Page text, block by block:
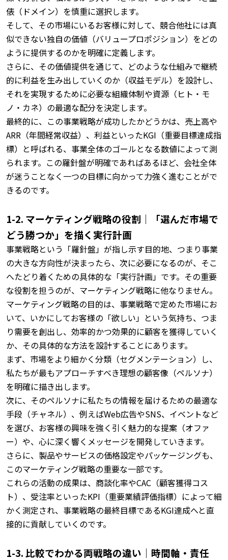
俵（ドメイン）を慎重に選択します。
そして、その市場にいるお客様に対して、競合他社には真
似できない独自の価値（バリュープロポジション）をどの
ように提供するのかを明確に定義します。
さらに、その価値提供を通じて、どのような仕組みで継続
的に利益を生み出していくのか（収益モデル）を設計し、
それを実現するために必要な組織体制や資源（ヒト・モ
ノ・カネ）の最適な配分を決定します。
最終的に、この事業戦略が成功したかどうかは、売上高や
ARR（年間経常収益）、利益といったKGI（重要目標達成指
標）と呼ばれる、事業全体のゴールとなる数値によって測
られます。 この羅針盤が明確であればあるほど、会社全体
が迷うことなく一つの目標に向かって力強く進むことがで
きるのです。
1-2. マーケティング戦略の役割｜「選んだ市場で
どう勝つか」を描く実行計画
事業戦略という「羅針盤」が指し示す目的地、つまり事業
の大きな方向性が決まったら、次に必要になるのが、そこ
へたどり着くための具体的な「実行計画」です。 その重要
な役割を担うのが、マーケティング戦略に他なりません。
マーケティング戦略の目的は、事業戦略で定めた市場にお
いて、いかにしてお客様の「欲しい」という気持ち、つま
り需要を創出し、効率的かつ効果的に顧客を獲得していく
か、その具体的な方法を設計することにあります。
まず、市場をより細かく分類（セグメンテーション）し、
私たちが最もアプローチすべき理想の顧客像（ペルソナ）
を明確に描き出します。
次に、そのペルソナに私たちの情報を届けるための最適な
手段（チャネル）、例えばWeb広告やSNS、イベントなど
を選び、お客様の興味を強く引く魅力的な提案（オファ
ー）や、心に深く響くメッセージを開発していきます。
さらに、製品やサービスの価格設定やパッケージングも、
このマーケティング戦略の重要な一部です。
これらの活動の成果は、商談化率やCAC（顧客獲得コス
ト）、受注率といったKPI（重要業績評価指標）によって細
かく測定され、事業戦略の最終目標であるKGI達成へと直
接的に貢献していくのです。
1-3. 比較でわかる両戦略の違い｜時間軸・責任